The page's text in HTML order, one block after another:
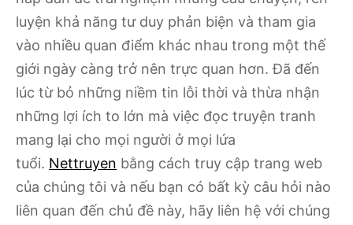
luyện khả năng tư duy phản biện và tham gia
vào nhiều quan điểm khác nhau trong một thế
giới ngày càng trở nên trực quan hơn. Đã đến
lúc từ bỏ những niềm tin lỗi thời và thừa nhận
những lợi ích to lớn mà việc đọc truyện tranh
mang lại cho mọi người ở mọi lứa
tuổi. Nettruyen bằng cách truy cập trang web
của chúng tôi và nếu bạn có bất kỳ câu hỏi nào
liên quan đến chủ đề này, hãy liên hệ với chúng